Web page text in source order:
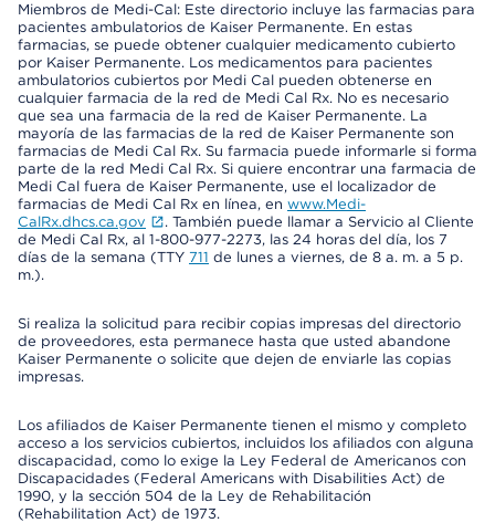
Miembros de Medi-Cal: Este directorio incluye las farmacias para
pacientes ambulatorios de Kaiser Permanente. En estas
farmacias, se puede obtener cualquier medicamento cubierto
por Kaiser Permanente. Los medicamentos para pacientes
ambulatorios cubiertos por Medi Cal pueden obtenerse en
cualquier farmacia de la red de Medi Cal Rx. No es necesario
que sea una farmacia de la red de Kaiser Permanente. La
mayoría de las farmacias de la red de Kaiser Permanente son
farmacias de Medi Cal Rx. Su farmacia puede informarle si forma
parte de la red Medi Cal Rx. Si quiere encontrar una farmacia de
Medi Cal fuera de Kaiser Permanente, use el localizador de
farmacias de Medi Cal Rx en línea, en www.Medi-
CalRx.dhcs.ca.gov
. También puede llamar a Servicio al Cliente
de Medi Cal Rx, al 1-800-977-2273, las 24 horas del día, los 7
días de la semana (TTY 711 de lunes a viernes, de 8 a. m. a 5 p.
m.).
Si realiza la solicitud para recibir copias impresas del directorio
de proveedores, esta permanece hasta que usted abandone
Kaiser Permanente o solicite que dejen de enviarle las copias
impresas.
Los afiliados de Kaiser Permanente tienen el mismo y completo
acceso a los servicios cubiertos, incluidos los afiliados con alguna
discapacidad, como lo exige la Ley Federal de Americanos con
Discapacidades (Federal Americans with Disabilities Act) de
1990, y la sección 504 de la Ley de Rehabilitación
(Rehabilitation Act) de 1973.